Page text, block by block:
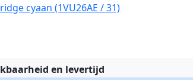
cyaan (1VU26AE / 31)
en levertijd